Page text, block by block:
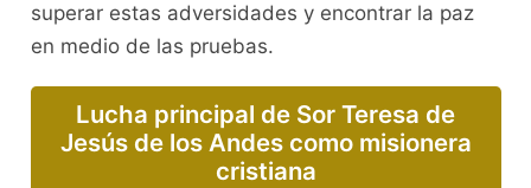
superar estas adversidades y encontrar la paz
en medio de las pruebas.
Lucha principal de Sor Teresa de
Jesús de los Andes como misionera
cristiana